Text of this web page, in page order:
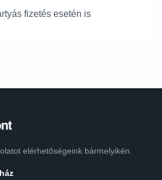
fizetés esetén is
elérhetőségeink bármelyikén.